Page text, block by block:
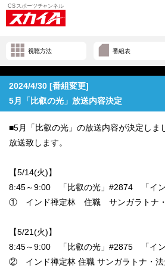
視聴方法 番組表
2024/4/30 [番組変更]
5月「比叡の光」放送内容決定
■5月「比叡の光」の放送内容が決定しま
放送致します。
【5/14(火)】
8:45～9:00 「比叡の光」#2874 「イン
① インド禅定林 住職 サンガラトナ・
【5/21(火)】
8:45～9:00 「比叡の光」#2875 「イン
② インド禅定林 住職 サンガラトナ・法